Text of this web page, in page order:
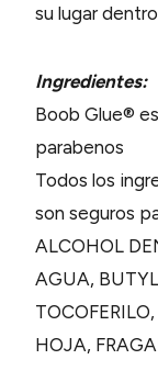
su lugar
Ingredientes:
Boob Glue®
parabenos
Todos los
son seguros
ALCOHOL
AGUA,
HOJA,